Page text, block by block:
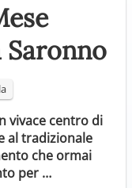
Saronno
vivace centro di
al tradizionale
che ormai
per …